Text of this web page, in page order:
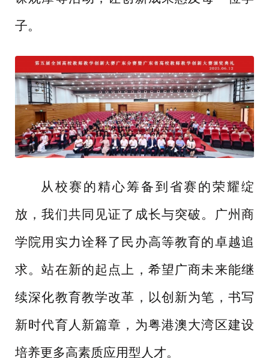
子。
从校赛的精心筹备到省赛的荣耀绽
放，我们共同见证了成长与突破。广州商
学院用实力诠释了民办高等教育的卓越追
求。站在新的起点上，希望广商未来能继
续深化教育教学改革，以创新为笔，书写
新时代育人新篇章，为粤港澳大湾区建设
培养更多高素质应用型人才。